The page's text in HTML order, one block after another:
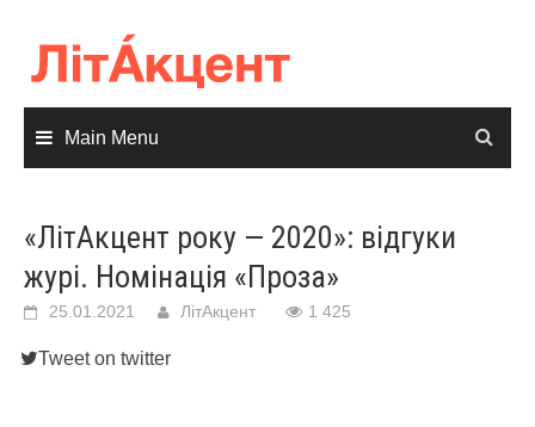
content
Main Menu
«ЛітАкцент року — 2020»: відгуки
журі. Номінація «Проза»
25.01.2021 ЛітАкцент 1 425
Tweet on twitter